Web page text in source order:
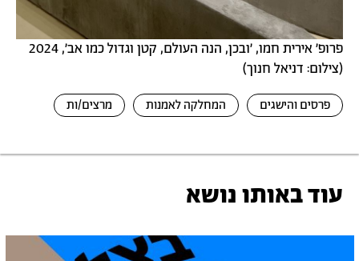
פרופ׳ אירית חמו, ׳ובכן, הנה העולם, קטן וגדול כמו אב׳, 2024
(צילום: דניאל חנוך)
פרסים והישגים המחלקה לאמנות מרצים/ות
עוד באותו נושא